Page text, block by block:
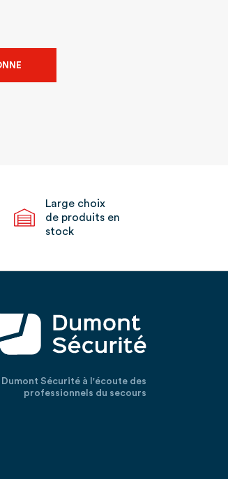
Large choix
de produits en
stock
Dumont Sécurité à l'écoute des
professionnels du secours